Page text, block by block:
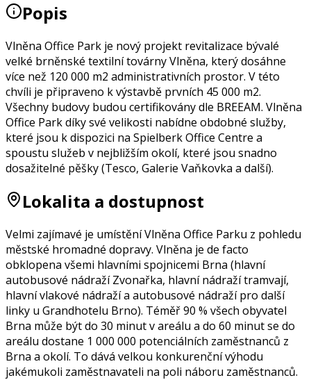
Popis
Vlněna Office Park je nový projekt revitalizace bývalé
velké brněnské textilní továrny Vlněna, který dosáhne
více než 120 000 m2 administrativních prostor. V této
chvíli je připraveno k výstavbě prvních 45 000 m2.
Všechny budovy budou certifikovány dle BREEAM. Vlněna
Office Park díky své velikosti nabídne obdobné služby,
které jsou k dispozici na Spielberk Office Centre a
spoustu služeb v nejbližším okolí, které jsou snadno
dosažitelné pěšky (Tesco, Galerie Vaňkovka a další).
Lokalita a dostupnost
Velmi zajímavé je umístění Vlněna Office Parku z pohledu
městské hromadné dopravy. Vlněna je de facto
obklopena všemi hlavními spojnicemi Brna (hlavní
autobusové nádraží Zvonařka, hlavní nádraží tramvají,
hlavní vlakové nádraží a autobusové nádraží pro další
linky u Grandhotelu Brno). Téměř 90 % všech obyvatel
Brna může být do 30 minut v areálu a do 60 minut se do
areálu dostane 1 000 000 potenciálních zaměstnanců z
Brna a okolí. To dává velkou konkurenční výhodu
jakémukoli zaměstnavateli na poli náboru zaměstnanců.